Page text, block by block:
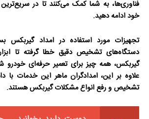
فناوری‌ها، به شما کمک می‌کنند تا در
خود ادامه دهید.
تجهیزات مورد استفاده در امداد گیربکس
دستگاه‌های تشخیص دقیق خطا گرفته تا
گیربکس، همه چیز برای تعمیر حرفه‌ای
علاوه بر این، امدادگران ماهر این خدمات با
تشخیص و رفع انواع مشکلات گیربکس هستند.